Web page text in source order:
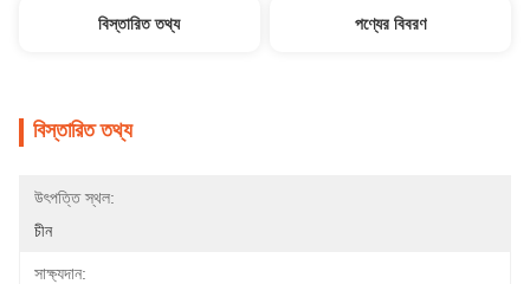
বিস্তারিত তথ্য পণ্যের বিবরণ
বিস্তারিত তথ্য
উৎপত্তি স্থল:
চীন
সাক্ষ্যদান: